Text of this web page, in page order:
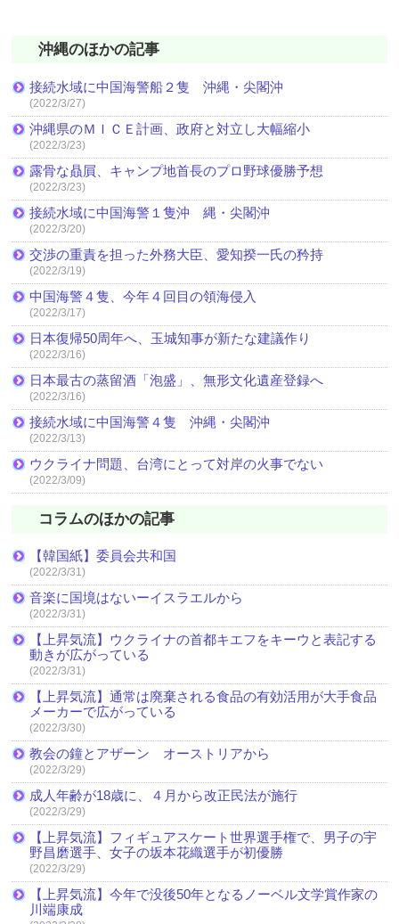
沖縄のほかの記事
接続水域に中国海警船２隻 沖縄・尖閣沖
(2022/3/27)
沖縄県のＭＩＣＥ計画、政府と対立し大幅縮小
(2022/3/23)
露骨な贔屓、キャンプ地首長のプロ野球優勝予想
(2022/3/23)
接続水域に中国海警１隻沖 縄・尖閣沖
(2022/3/20)
交渉の重責を担った外務大臣、愛知揆一氏の矜持
(2022/3/19)
中国海警４隻、今年４回目の領海侵入
(2022/3/17)
日本復帰50周年へ、玉城知事が新たな建議作り
(2022/3/16)
日本最古の蒸留酒「泡盛」、無形文化遺産登録へ
(2022/3/16)
接続水域に中国海警４隻 沖縄・尖閣沖
(2022/3/13)
ウクライナ問題、台湾にとって対岸の火事でない
(2022/3/09)
コラムのほかの記事
【韓国紙】委員会共和国
(2022/3/31)
音楽に国境はないーイスラエルから
(2022/3/31)
【上昇気流】ウクライナの首都キエフをキーウと表記する
動きが広がっている
(2022/3/31)
【上昇気流】通常は廃棄される食品の有効活用が大手食品
メーカーで広がっている
(2022/3/30)
教会の鐘とアザーン オーストリアから
(2022/3/29)
成人年齢が18歳に、４月から改正民法が施行
(2022/3/29)
【上昇気流】フィギュアスケート世界選手権で、男子の宇
野昌磨選手、女子の坂本花織選手が初優勝
(2022/3/29)
【上昇気流】今年で没後50年となるノーベル文学賞作家の
川端康成